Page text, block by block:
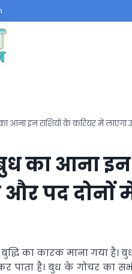
आना इन राशियों के करियर में लाएगा
का आना इन
पद दोनों में
बुद्धि का कारक माना गया
कर पाता है। बुध के गोचर का